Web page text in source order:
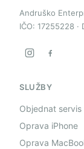
Andruško
IČO: 17255228 ·
SLUŽBY
Objednat servis
Oprava iPhone
Oprava